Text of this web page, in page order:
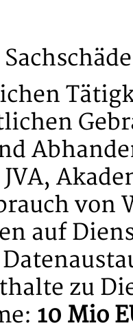
von
auf
zu
10 Mio